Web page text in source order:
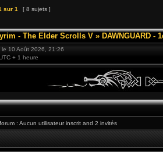
sur 1 [ 8 sujets ]
- The Elder Scrolls V » DAWNGUARD -
le 10 Août 2026, 21:26
+ 1 heure
: Aucun utilisateur inscrit and 2 invités